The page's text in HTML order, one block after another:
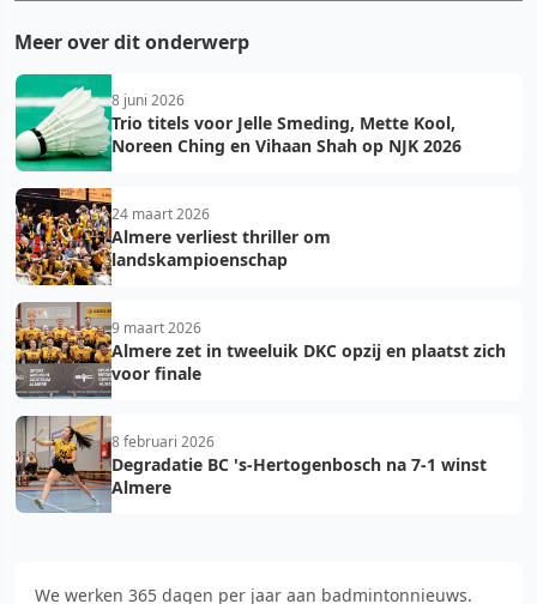
Meer over dit onderwerp
8 juni 2026
Trio titels voor Jelle Smeding, Mette Kool,
Noreen Ching en Vihaan Shah op NJK 2026
24 maart 2026
Almere verliest thriller om
landskampioenschap
9 maart 2026
Almere zet in tweeluik DKC opzij en plaatst zich
voor finale
8 februari 2026
Degradatie BC 's-Hertogenbosch na 7-1 winst
Almere
We werken 365 dagen per jaar aan badmintonnieuws.